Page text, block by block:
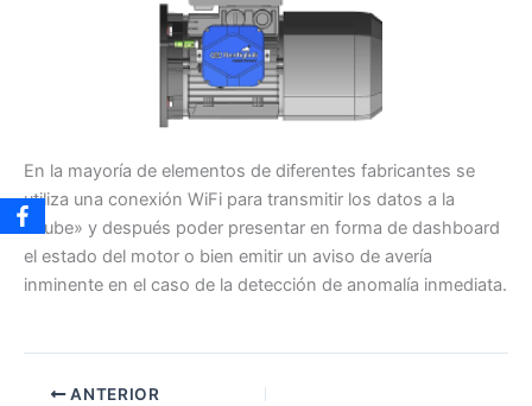
En la mayoría de elementos de diferentes fabricantes se
utiliza una conexión WiFi para transmitir los datos a la
«nube» y después poder presentar en forma de dashboard
el estado del motor o bien emitir un aviso de avería
inminente en el caso de la detección de anomalía inmediata.
ANTERIOR